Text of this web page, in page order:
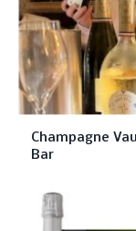
Champagne
Bar